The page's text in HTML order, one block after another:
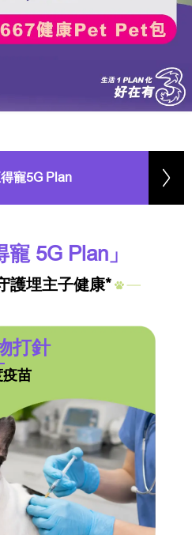
寵5G Plan
寵 5G Plan」
護埋主子健康*
打針
疫苗​